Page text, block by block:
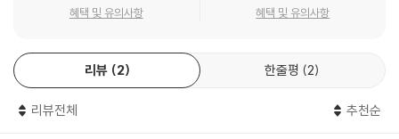
산선문(九山禪門)’이라 부른다. 이 외에도 네다섯 군데 산문이 더 있었다
전해지고 있다. 이러한 산문들은 신라 말부터 고려 초에 이르기까지 백여
년에 걸쳐 맥을 이어 오는데, 단순히 중국의 선불교를 소개하는 차원이 아
회적으로 매우 혼란스러운 상황이 지속되고 있었다. 왕권을 둘러싼 끊임없
이루고 있던 골품제는 와해되고 있었다. 또한 중앙의 통치력이 약화되면서
지방 분권화 현상은 가속되었다. 불교계도 이러한 정치적 격변에 휩쓸려
불교 본연의 모습을 잃고 타락의 길을 걷고 있었다.
-본문 27쪽
혜택 및 유의사항 혜택 및 유의사항
리뷰 2 한줄평 2
리뷰전체 추천순